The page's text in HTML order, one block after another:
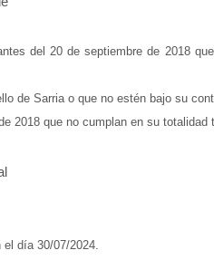
del 20 de septiembre de 2018
de Sarria o que no estén bajo su
2018 que no cumplan en su totalidad
día 30/07/2024.